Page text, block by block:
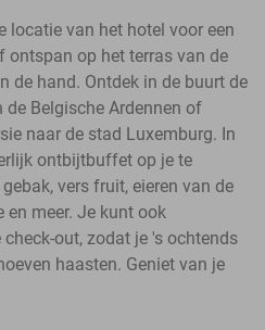
locatie van het hotel voor een
ontspan op het terras van de
de hand. Ontdek in de buurt de
Belgische Ardennen of
naar de stad Luxemburg. In
ontbijtbuffet op je te
vers fruit, eieren van de
en meer. Je kunt ook
out, zodat je 's ochtends
haasten. Geniet van je